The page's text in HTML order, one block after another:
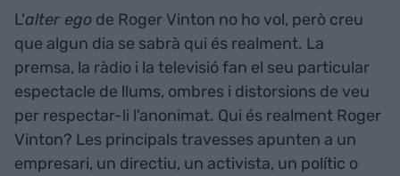
L'alter ego de Roger Vinton no ho vol, però creu
que algun dia se sabrà qui és realment. La
premsa, la ràdio i la televisió fan el seu particular
espectacle de llums, ombres i distorsions de veu
per respectar-li l'anonimat. Qui és realment Roger
Vinton? Les principals travesses apunten a un
empresari, un directiu, un activista, un polític o